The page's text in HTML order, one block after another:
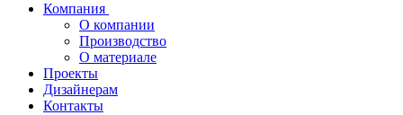
Компания
О компании
Производство
О материале
Проекты
Дизайнерам
Контакты